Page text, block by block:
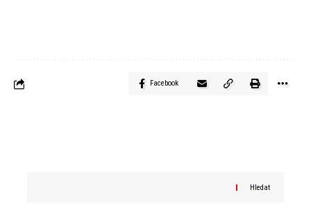
Facebook
Hledat